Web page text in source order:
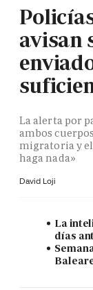
avisan
La alerta por
ambos
migratoria y
haga nada»
David Loji
La
días